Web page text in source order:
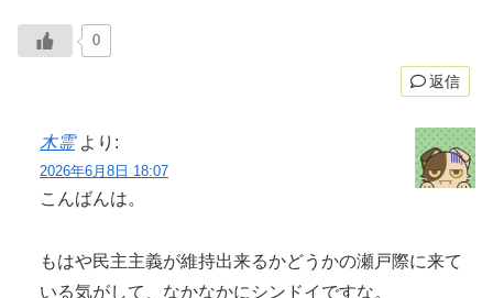
0
返信
木霊 より:
2026年6月8日 18:07
こんばんは。
もはや民主主義が維持出来るかどうかの瀬戸際に来て
いる気がして、なかなかにシンドイですな。